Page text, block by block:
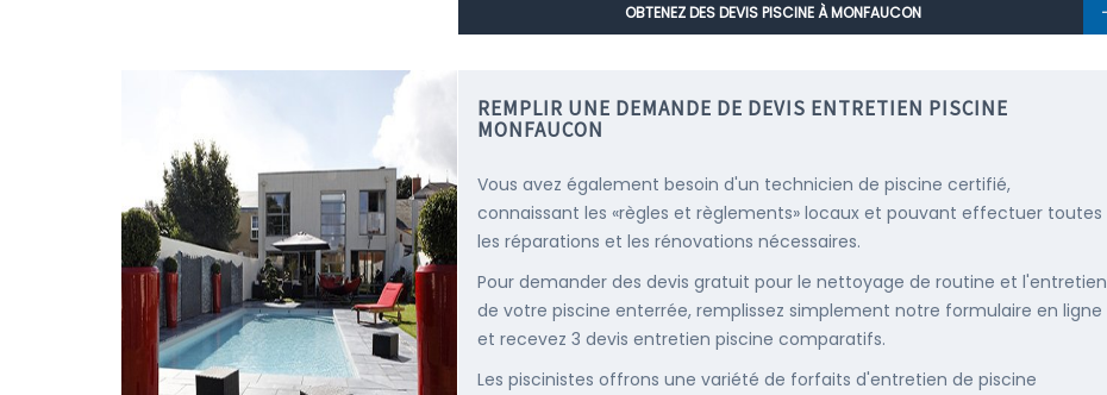
OBTENEZ DES DEVIS PISCINE À MONFAUCON
REMPLIR UNE DEMANDE DE DEVIS ENTRETIEN PISCINE
MONFAUCON
Vous avez également besoin d'un technicien de piscine certifié,
connaissant les «règles et règlements» locaux et pouvant effectuer toutes
les réparations et les rénovations nécessaires.
Pour demander des devis gratuit pour le nettoyage de routine et l'entretien
de votre piscine enterrée, remplissez simplement notre formulaire en ligne
et recevez 3 devis entretien piscine comparatifs.
Les piscinistes offrons une variété de forfaits d'entretien de piscine